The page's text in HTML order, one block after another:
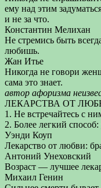
ему над этим
и не за что.
Константин Мелихан
Не стремись быть
любишь.
Жан Итье
Никогда не говори
сама это знает.
автор афоризма
ЛЕКАРСТВА ОТ
1. Не встречайтесь с
2. Более легкий
Уэнди Коуп
Лекарство от любви:
Антоний Унеховский
Возраст — лучшее
Михаил Генин